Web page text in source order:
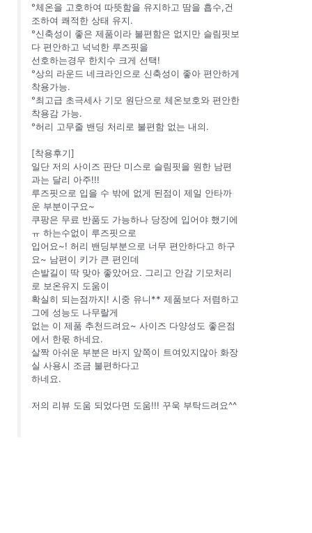
°체온을 고호하여 따뜻함을 유지하고 땀을 흡수,건
조하여 쾌적한 상태 유지.
°신축성이 좋은 제품이라 불편함은 없지만 슬림핏보
다 편안하고 넉넉한 루즈핏을
선호하는경우 한치수 크게 선택!
°상의 라운드 네크라인으로 신축성이 좋아 편안하게
착용가능.
°최고급 초극세사 기모 원단으로 체온보호와 편안한
착용감 가능.
°허리 고무줄 밴딩 처리로 불편함 없는 내의.
[착용후기]
일단 저의 사이즈 판단 미스로 슬림핏을 원한 남편
과는 달리 아주!!!
루즈핏으로 입을 수 밖에 없게 된점이 제일 안타까
운 부분이구요~
쿠팡은 무료 반품도 가능하나 당장에 입어야 했기에
ㅠ 하는수없이 루즈핏으로
입어요~! 허리 밴딩부분으로 너무 편안하다고 하구
요~ 남편이 키가 큰 편인데
손발길이 딱 맞아 좋았어요. 그리고 안감 기모처리
로 보온유지 도움이
확실히 되는점까지! 시중 유니** 제품보다 저렴하고
그에 성능도 나무랄게
없는 이 제품 추천드려요~ 사이즈 다양성도 좋은점
에서 한몫 하네요.
살짝 아쉬운 부분은 바지 앞쪽이 트여있지않아 화장
실 사용시 조금 불편하다고
하네요.
저의 리뷰 도움 되었다면 도움!!! 꾸욱 부탁드려요^^